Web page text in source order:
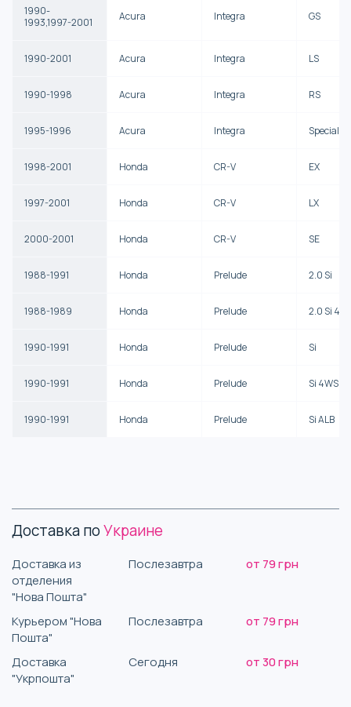
1990-
1993,1997-2001
Acura Integra GS
1990-2001 Acura Integra LS
1990-1998 Acura Integra RS
1995-1996 Acura Integra Special
1998-2001 Honda CR-V EX
1997-2001 Honda CR-V LX
2000-2001 Honda CR-V SE
1988-1991 Honda Prelude 2.0 Si
1988-1989 Honda Prelude 2.0 Si
1990-1991 Honda Prelude Si
1990-1991 Honda Prelude Si 4WS
1990-1991 Honda Prelude Si ALB
Доставка поУкраине
Доставка из
отделения
"Нова Пошта"
Послезавтра от 79 грн
Курьером "Нова
Пошта"
Послезавтра от 79 грн
Доставка
"Укрпошта"
Сегодня от 30 грн